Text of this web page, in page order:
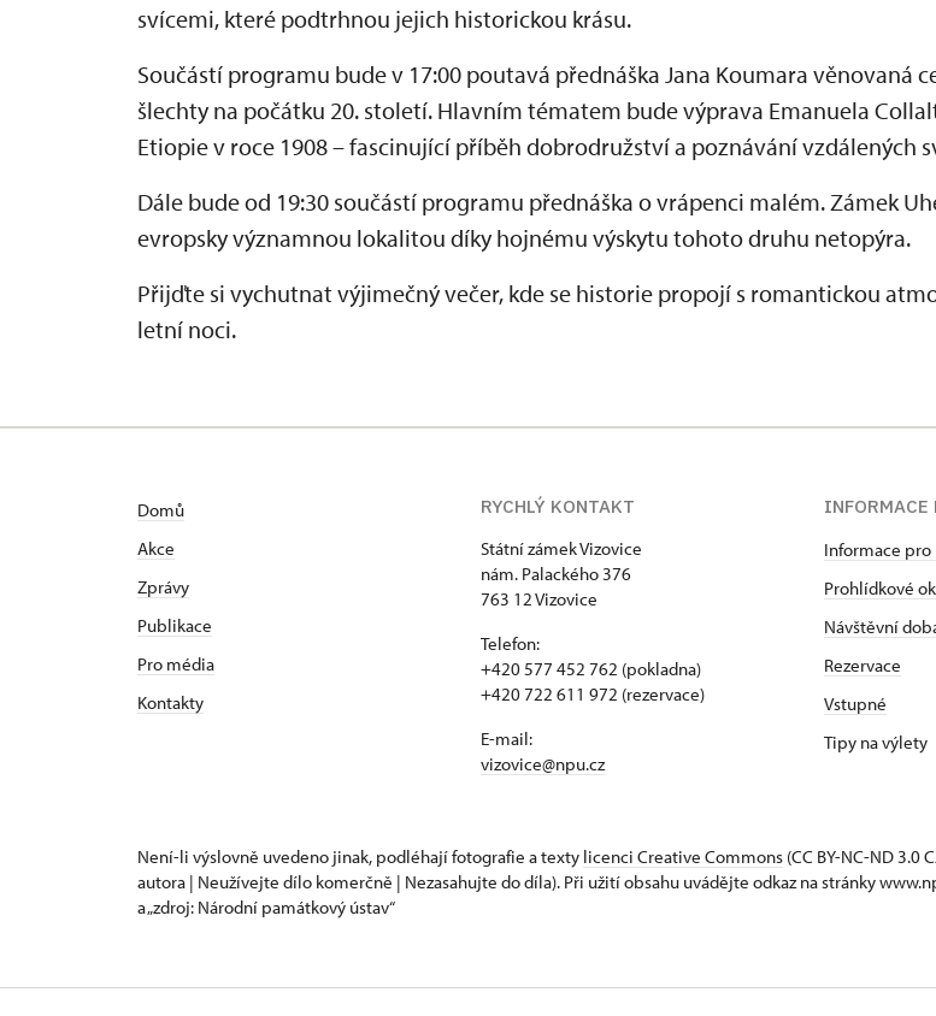
svícemi, které podtrhnou jejich historickou krásu.
Součástí programu bude v 17:00 poutavá přednáška Jana Koumara věnovaná
šlechty na počátku 20. století. Hlavním tématem bude výprava Emanuela
Etiopie v roce 1908 – fascinující příběh dobrodružství a poznávání vzdálených
Dále bude od 19:30 součástí programu přednáška o vrápenci malém. Zámek
evropsky významnou lokalitou díky hojnému výskytu tohoto druhu netopýra.
Přijďte si vychutnat výjimečný večer, kde se historie propojí s romantickou
letní noci.
Domů
Akce
Zprávy
Publikace
Pro média
Kontakty
RYCHLÝ KONTAKT
Státní zámek Vizovice
nám. Palackého 376
763 12 Vizovice
Telefon:
+420 577 452 762 (pokladna)
+420 722 611 972 (rezervace)
E-mail:
vizovice@npu.cz
INFORMACE
Informace pro
Prohlídkové
Návštěvní
Rezervace
Vstupné
Tipy na výlety
Není-li výslovně uvedeno jinak, podléhají fotografie a texty licenci Creative Commons (CC BY-NC-ND 3.0
autora | Neužívejte dílo komerčně | Nezasahujte do díla). Při užití obsahu uvádějte odkaz na stránky
a „zdroj: Národní památkový ústav“